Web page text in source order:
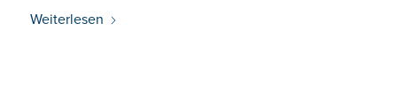
Weiterlesen